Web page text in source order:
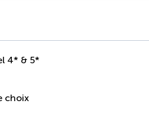
4* & 5*
choix